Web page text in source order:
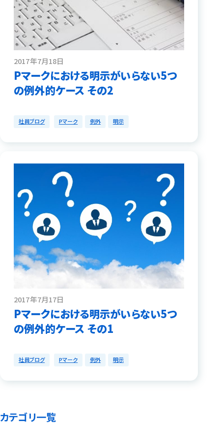
2017年7月18日
Pマークにおける明示がいらない5つ
の例外的ケース その2
社員ブログ Pマーク 例外 明示
2017年7月17日
Pマークにおける明示がいらない5つ
の例外的ケース その1
社員ブログ Pマーク 例外 明示
カテゴリ一覧